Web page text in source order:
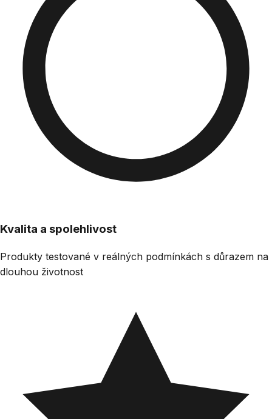
Kvalita a spolehlivost
Produkty testované v reálných podmínkách s důrazem na
dlouhou životnost